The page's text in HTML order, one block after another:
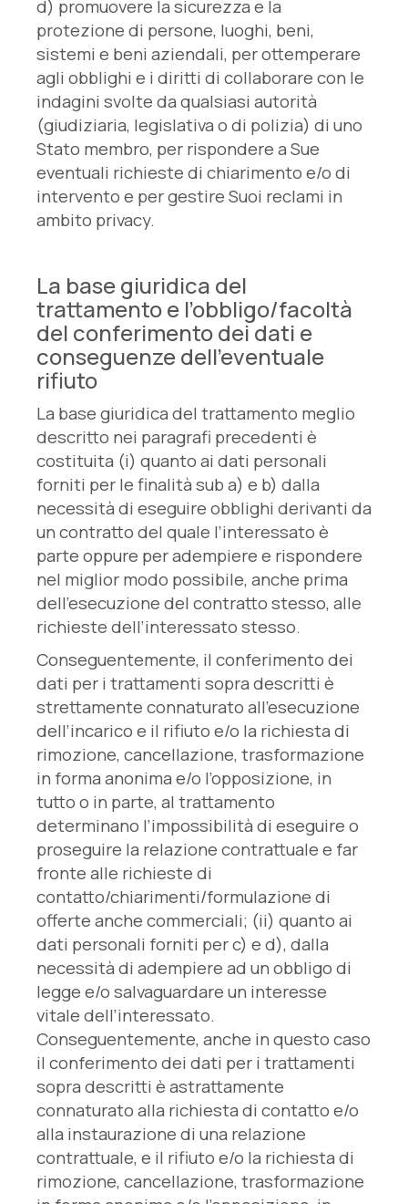
d) promuovere la sicurezza e la
protezione di persone, luoghi, beni,
sistemi e beni aziendali, per ottemperare
agli obblighi e i diritti di collaborare con le
indagini svolte da qualsiasi autorità
(giudiziaria, legislativa o di polizia) di uno
Stato membro, per rispondere a Sue
eventuali richieste di chiarimento e/o di
intervento e per gestire Suoi reclami in
ambito privacy.
La base giuridica del
trattamento e l’obbligo/facoltà
del conferimento dei dati e
conseguenze dell’eventuale
rifiuto
La base giuridica del trattamento meglio
descritto nei paragrafi precedenti è
costituita (i) quanto ai dati personali
forniti per le finalità sub a) e b) dalla
necessità di eseguire obblighi derivanti da
un contratto del quale l’interessato è
parte oppure per adempiere e rispondere
nel miglior modo possibile, anche prima
dell’esecuzione del contratto stesso, alle
richieste dell’interessato stesso.
Conseguentemente, il conferimento dei
dati per i trattamenti sopra descritti è
strettamente connaturato all’esecuzione
dell’incarico e il rifiuto e/o la richiesta di
rimozione, cancellazione, trasformazione
in forma anonima e/o l’opposizione, in
tutto o in parte, al trattamento
determinano l’impossibilità di eseguire o
proseguire la relazione contrattuale e far
fronte alle richieste di
contatto/chiarimenti/formulazione di
offerte anche commerciali; (ii) quanto ai
dati personali forniti per c) e d), dalla
necessità di adempiere ad un obbligo di
legge e/o salvaguardare un interesse
vitale dell’interessato.
Conseguentemente, anche in questo caso
il conferimento dei dati per i trattamenti
sopra descritti è astrattamente
connaturato alla richiesta di contatto e/o
alla instaurazione di una relazione
contrattuale, e il rifiuto e/o la richiesta di
rimozione, cancellazione, trasformazione